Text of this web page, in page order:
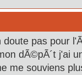
doute pas pour
dÃ©pÃ´t j'ai
me souviens